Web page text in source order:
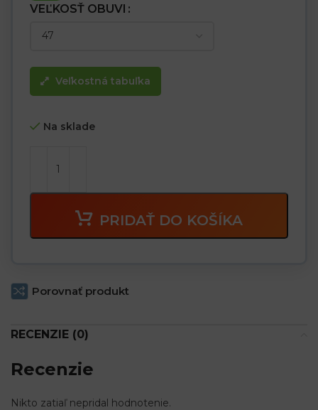
VEĽKOSŤ OBUVI
Veľkostná tabuľka
Na sklade
PRIDAŤ DO KOŠÍKA
Porovnať produkt
RECENZIE (0)
Recenzie
Nikto zatiaľ nepridal hodnotenie.